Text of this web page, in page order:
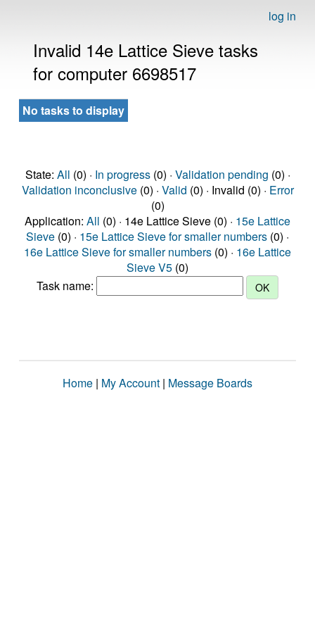
log in
Invalid 14e Lattice Sieve tasks
for computer 6698517
No tasks to display
State: All (0) · In progress(0) · Validation pending (0) ·
Validation inconclusive(0) · Valid (0) · Invalid (0) · Error
(0)
Application: All (0) · 14e Lattice Sieve (0) · 15e Lattice
Sieve (0) · 15e Lattice Sieve for smaller numbers (0) ·
16e Lattice Sieve for smaller numbers (0) · 16e Lattice
Sieve V5 (0)
Task name:
Home | My Account | Message Boards